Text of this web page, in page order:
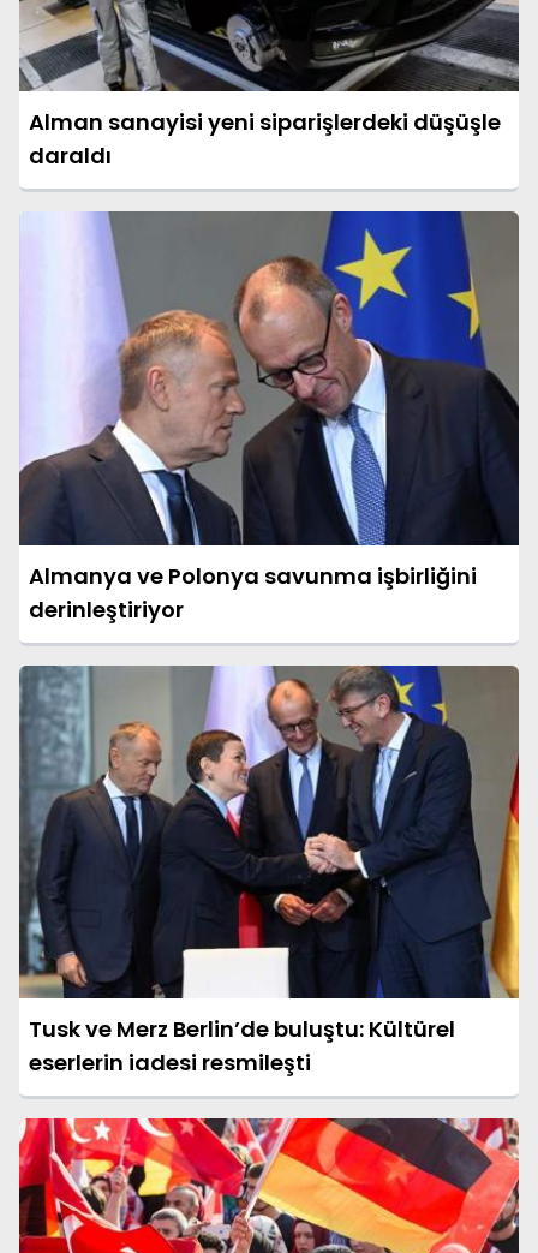
Alman sanayisi yeni siparişlerdeki düşüşle
daraldı
Almanya ve Polonya savunma işbirliğini
derinleştiriyor
Tusk ve Merz Berlin’de buluştu: Kültürel
eserlerin iadesi resmileşti